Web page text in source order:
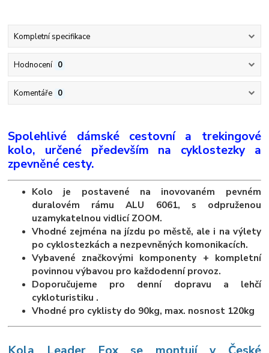
Kompletní specifikace
Hodnocení 0
Komentáře 0
Spolehlivé dámské cestovní a trekingové
kolo, určené především na cyklostezky a
zpevněné cesty.
Kolo je postavené na inovovaném pevném
duralovém rámu ALU 6061, s odpruženou
uzamykatelnou vidlicí ZOOM.
Vhodné zejména na jízdu po městě, ale i na výlety
po cyklostezkách a nezpevněných komonikacích.
Vybavené značkovými komponenty + kompletní
povinnou výbavou pro každodenní provoz.
Doporučujeme pro denní dopravu a lehčí
cykloturistiku .
Vhodné pro cyklisty do 90kg, max. nosnost 120kg